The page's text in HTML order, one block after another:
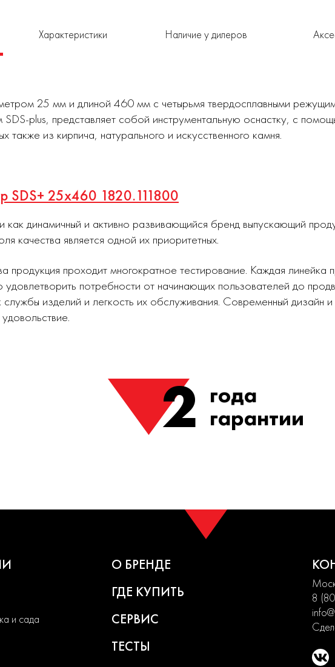
Характеристики Наличие у дилеров
25 мм и длиной 460 мм с четырьмя твердосплавными
plus, представляет собой инструментальную оснастку, с
также из кирпича, натурального и искусственного камня.
SDS+ 25х460 1820.111800
как динамичный и активно развивающийся бренд выпускающий
качества является одной их приоритетных.
продукция проходит многократное тестирование. Каждая линейка
потребности от начинающих пользователей до
изделий и легкость их обслуживания. Современный дизайн
2 года
гарантии
и сада
О БРЕНДЕ
ГДЕ КУПИТЬ
СЕРВИС
ТЕСТЫ
8